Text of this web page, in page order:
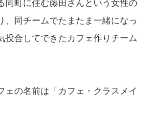
同町に住む藤田さんという女性の
、同チームでたまたま一緒になっ
投合してできたカフェ作りチーム
ェの名前は「カフェ・クラスメイ